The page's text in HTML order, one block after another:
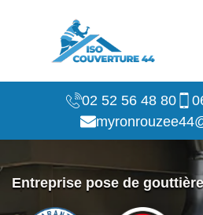
02 52 56 48 80
Entreprise pose de